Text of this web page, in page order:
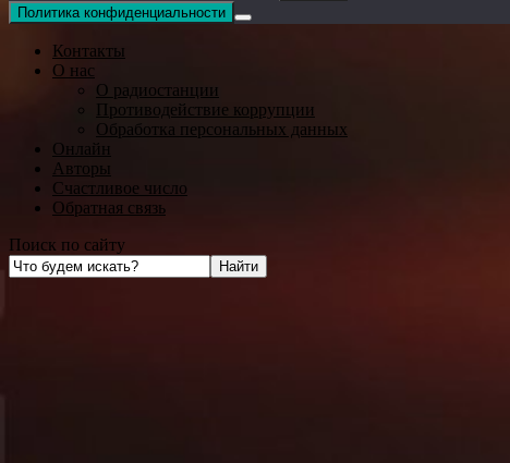
Политика конфиденциальности
Контакты
О нас
О радиостанции
Противодействие коррупции
Обработка персональных данных
Онлайн
Авторы
Счастливое число
Обратная связь
Поиск по сайту